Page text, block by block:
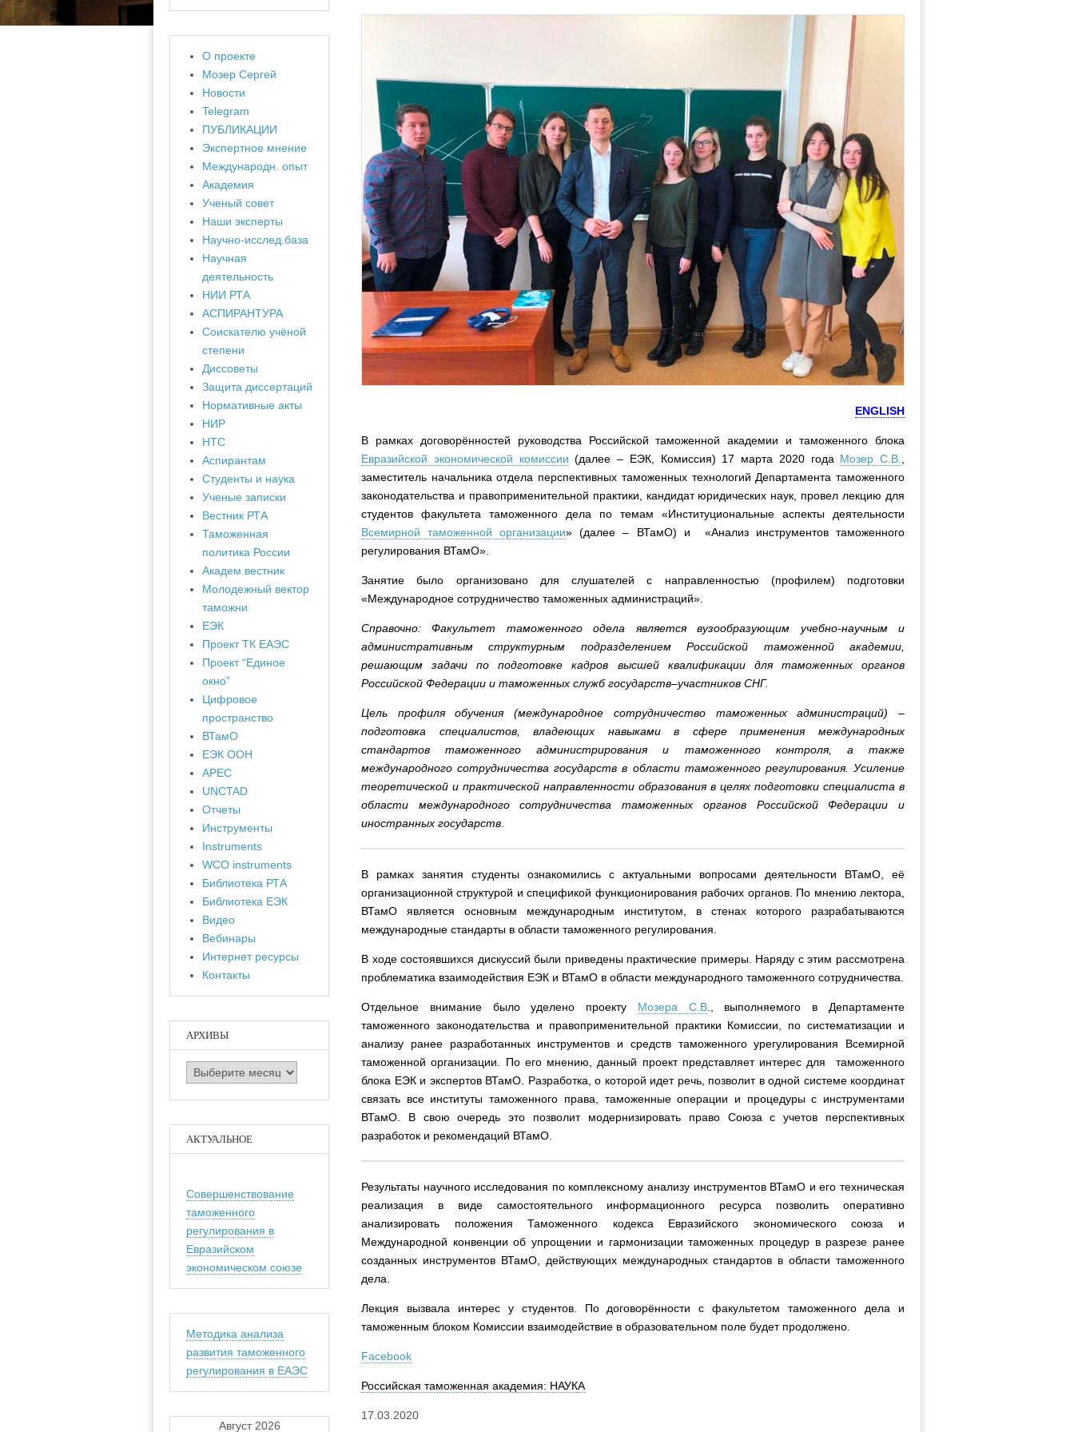
ENGLISH
В рамках договорённостей руководства Российской таможенной академии и таможенного блока
Евразийской экономической комиссии (далее – ЕЭК, Комиссия) 17 марта 2020 года Мозер С.В.
заместитель начальника отдела перспективных таможенных технологий Департамента таможенного
законодательства и правоприменительной практики, кандидат юридических наук, провел лекцию для
студентов факультета таможенного дела по темам «Институциональные аспекты деятельности
Всемирной таможенной организации» (далее – ВТамО) и «Анализ инструментов таможенного
регулирования ВТамО».
Занятие было организовано для слушателей с направленностью (профилем) подготовки
«Международное сотрудничество таможенных администраций».
Справочно: Факультет таможенного одела является вузообразующим учебно-научным и
административным структурным подразделением Российской таможенной академии,
решающим задачи по подготовке кадров высшей квалификации для таможенных органов
Российской Федерации и таможенных служб государств–участников СНГ.
Цель профиля обучения (международное сотрудничество таможенных администраций) –
подготовка специалистов, владеющих навыками в сфере применения международных
стандартов таможенного администрирования и таможенного контроля, а также
международного сотрудничества государств в области таможенного регулирования. Усиление
теоретической и практической направленности образования в целях подготовки специалиста в
области международного сотрудничества таможенных органов Российской Федерации и
иностранных государств
В рамках занятия студенты ознакомились с актуальными вопросами деятельности ВТамО, её
организационной структурой и спецификой функционирования рабочих органов. По мнению лектора,
ВТамО является основным международным институтом, в стенах которого разрабатываются
международные стандарты в области таможенного регулирования.
В ходе состоявшихся дискуссий были приведены практические примеры. Наряду с этим рассмотрена
проблематика взаимодействия ЕЭК и ВТамО в области международного таможенного сотрудничества.
Отдельное внимание было уделено проекту Мозера С.В., выполняемого в Департаменте
таможенного законодательства и правоприменительной практики Комиссии, по систематизации и
анализу ранее разработанных инструментов и средств таможенного урегулирования Всемирной
таможенной организации. По его мнению, данный проект представляет интерес для таможенного
блока ЕЭК и экспертов ВТамО. Разработка, о которой идет речь, позволит в одной системе координат
связать все институты таможенного права, таможенные операции и процедуры с инструментами
ВТамО. В свою очередь это позволит модернизировать право Союза с учетов перспективных
разработок и рекомендаций ВТамО.
Результаты научного исследования по комплексному анализу инструментов ВТамО и его техническая
реализация в виде самостоятельного информационного ресурса позволить оперативно
анализировать положения Таможенного кодекса Евразийского экономического союза и
Международной конвенции об упрощении и гармонизации таможенных процедур в разрезе ранее
созданных инструментов ВТамО, действующих международных стандартов в области таможенного
дела.
Лекция вызвала интерес у студентов. По договорённости с факультетом таможенного дела и
таможенным блоком Комиссии взаимодействие в образовательном поле будет продолжено.
Facebook
Российская таможенная академия: НАУКА
17.03.2020
О проекте
Мозер Сергей
Новости
Telegram
ПУБЛИКАЦИИ
Экспертное мнение
Международн. опыт
Академия
Ученый совет
Наши эксперты
Научно-исслед.база
Научная
деятельность
НИИ РТА
АСПИРАНТУРА
Соискателю учёной
степени
Диссоветы
Защита диссертаций
Нормативные акты
НИР
НТС
Аспирантам
Студенты и наука
Ученые записки
Вестник РТА
Таможенная
политика России
Академ.вестник
Молодежный вектор
таможни
ЕЭК
Проект ТК ЕАЭС
Проект “Единое
окно”
Цифровое
пространство
ВТамО
ЕЭК ООН
APEC
UNCTAD
Отчеты
Инструменты
Instruments
WCO instruments
Библиотека РТА
Библиотека ЕЭК
Видео
Вебинары
Интернет ресурсы
Контакты
АРХИВЫ
Архивы
АКТУАЛЬНОЕ
Совершенствование
таможенного
регулирования в
Евразийском
экономическом союзе
Методика анализа
развития таможенного
регулирования в ЕАЭС
Август 2026